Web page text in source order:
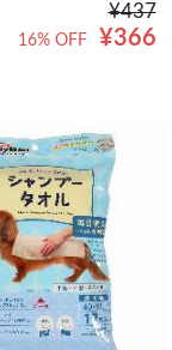
¥437
¥366
16% OFF